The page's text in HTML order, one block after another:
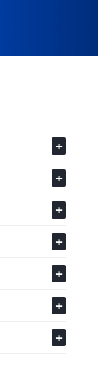
+
+
+
+
+
+
+